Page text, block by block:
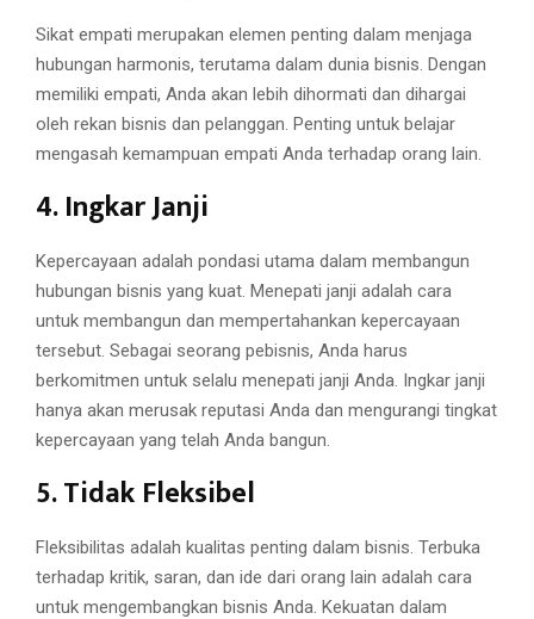
Sikat empati merupakan elemen penting dalam menjaga
hubungan harmonis, terutama dalam dunia bisnis. Dengan
memiliki empati, Anda akan lebih dihormati dan dihargai
oleh rekan bisnis dan pelanggan. Penting untuk belajar
mengasah kemampuan empati Anda terhadap orang lain.
4. Ingkar Janji
Kepercayaan adalah pondasi utama dalam membangun
hubungan bisnis yang kuat. Menepati janji adalah cara
untuk membangun dan mempertahankan kepercayaan
tersebut. Sebagai seorang pebisnis, Anda harus
berkomitmen untuk selalu menepati janji Anda. Ingkar janji
hanya akan merusak reputasi Anda dan mengurangi tingkat
kepercayaan yang telah Anda bangun.
5. Tidak Fleksibel
Fleksibilitas adalah kualitas penting dalam bisnis. Terbuka
terhadap kritik, saran, dan ide dari orang lain adalah cara
untuk mengembangkan bisnis Anda. Kekuatan dalam